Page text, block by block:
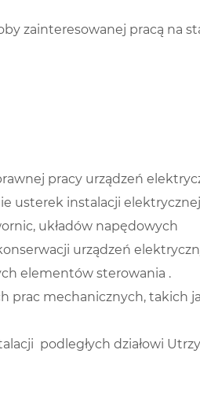
zainteresowanej pracą na
pracy urządzeń
usterek instalacji
układów napędowych
urządzeń
elementów sterowania .
prac mechanicznych, takich
podległych działowi